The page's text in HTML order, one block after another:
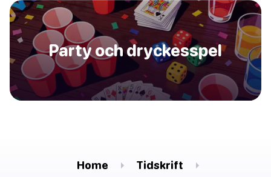
Party och dryckesspel
Home
Tidskrift